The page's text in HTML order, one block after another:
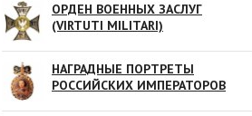
ОРДЕН ВОЕННЫХ ЗАСЛУГ
(VIRTUTI MILITARI)
НАГРАДНЫЕ ПОРТРЕТЫ
РОССИЙСКИХ ИМПЕРАТОРОВ